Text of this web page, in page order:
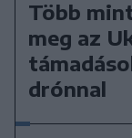
Több
meg az
drónnal